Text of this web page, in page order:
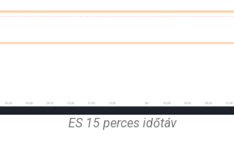
ES 15 perces időtáv